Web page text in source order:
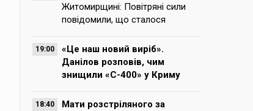
Житомирщині: Повітряні сили
повідомили, що сталося
19:00
«Це наш новий виріб».
Данілов розповів, чим
знищили «С-400» у Криму
18:40
Мати розстріляного за